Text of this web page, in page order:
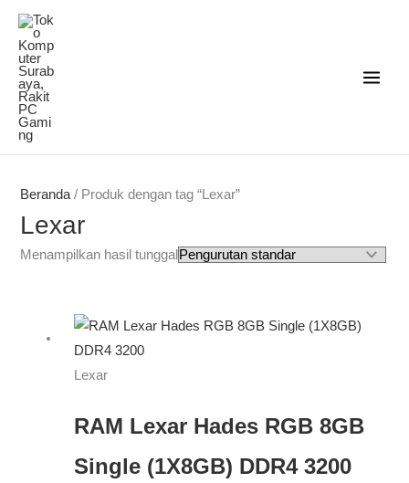
Lewati
konten
Beranda / Produk dengan tag “Lexar”
Lexar
Menampilkan hasil tunggal
Lexar
RAM Lexar Hades RGB 8GB
Single (1X8GB) DDR4 3200